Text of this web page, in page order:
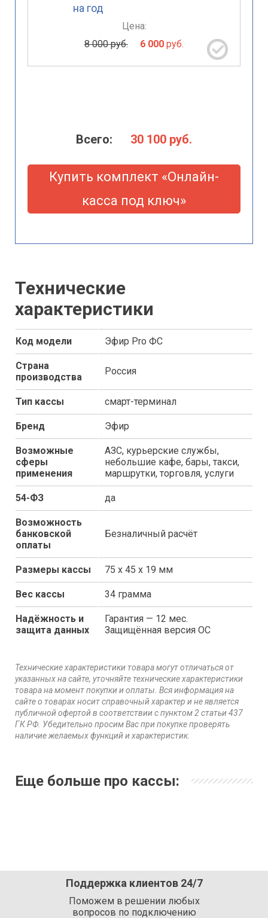
на год
Цена:
8 000 руб.
6 000 руб.
Всего: 30 100 руб.
Купить комплект «Онлайн-
касса под ключ»
Технические
характеристики
Код модели Эфир Pro ФС
Страна
производства
Россия
Тип кассы смарт-терминал
Бренд Эфир
Возможные
сферы
применения
АЗС, курьерские службы,
небольшие кафе, бары, такси,
маршрутки, торговля, услуги
54-ФЗ да
Возможность
банковской
оплаты
Безналичный расчёт
Размеры кассы 75 х 45 х 19 мм
Вес кассы 34 грамма
Надёжность и
защита данных
Гарантия — 12 мес.
Защищённая версия ОС
Технические характеристики товара могут отличаться от
указанных на сайте, уточняйте технические характеристики
товара на момент покупки и оплаты. Вся информация на
сайте о товарах носит справочный характер и не является
публичной офертой в соответствии с пунктом 2 статьи 437
ГК РФ. Убедительно просим Вас при покупке проверять
наличие желаемых функций и характеристик.
Еще больше про кассы:
Поддержка клиентов 24/7
Поможем в решении любых
вопросов по подключению